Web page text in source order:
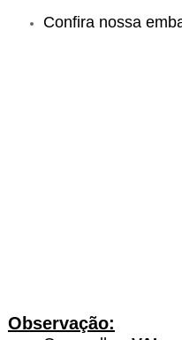
Confira nossa
Observação: